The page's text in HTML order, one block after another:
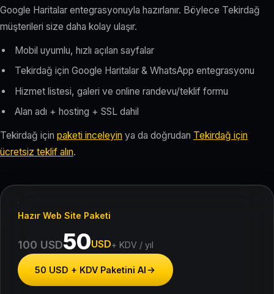
Google Haritalar entegrasyonuyla hazırlanır. Böylece Tekirdağ
müşterileri size daha kolay ulaşır.
Mobil uyumlu, hızlı açılan sayfalar
Tekirdağ için Google Haritalar & WhatsApp entegrasyonu
Hizmet listesi, galeri ve online randevu/teklif formu
Alan adı + hosting + SSL dahil
Tekirdağ için paketi inceleyin ya da doğrudan Tekirdağ için
ücretsiz teklif alın.
Hazır Web Site Paketi
100 USD50USD+ KDV / yıl
50 USD + KDV Paketini Al